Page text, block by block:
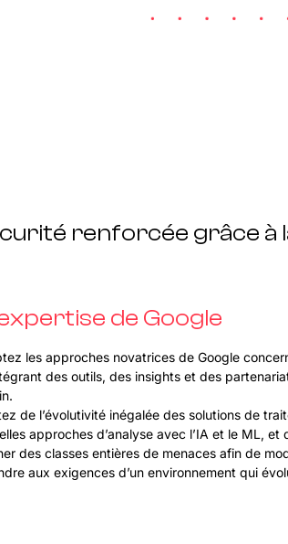
renforcée grâce à
de Google
les approches novatrices de Google
des outils, des insights et des
de l’évolutivité inégalée des solutions de
approches d’analyse avec l’IA et le ML,
des classes entières de menaces afin de
aux exigences d’un environnement qui